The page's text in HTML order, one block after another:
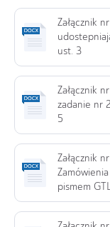
Załącznik
ust. 3
Załącznik
zadanie nr
5
Załącznik
pismem